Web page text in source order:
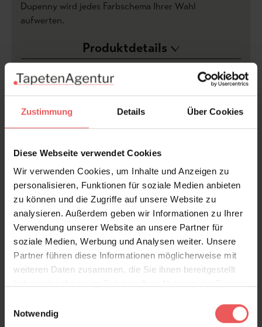
Zustimmung Details Über Cookies
Diese Webseite verwendet Cookies
Wir verwenden Cookies, um Inhalte und Anzeigen zu
personalisieren, Funktionen für soziale Medien anbieten
zu können und die Zugriffe auf unsere Website zu
analysieren. Außerdem geben wir Informationen zu Ihrer
Verwendung unserer Website an unsere Partner für
soziale Medien, Werbung und Analysen weiter. Unsere
Partner führen diese Informationen möglicherweise mit
weiteren Daten zusammen, die Sie ihnen bereitgestellt
Notwendig
Dupenny wird jedes Farbschema Ihrer Wahl
aufwerten.
Produktdetails
Versand & Zahlung
Bewertungen
FAQ
Sie haben Fragen zum Produkt?
Frage stellen
+49 (0)221 932 81 82
Produktgalerie überspringen
Varianten